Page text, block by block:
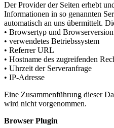
Der Provider der Seiten erhebt
Informationen in so genannten
automatisch an uns übermittelt.
• Browsertyp und Browserversion
• verwendetes Betriebssystem
• Referrer URL
• Hostname des zugreifenden
• Uhrzeit der Serveranfrage
• IP-Adresse
Eine Zusammenführung dieser
wird nicht vorgenommen.
Browser Plugin